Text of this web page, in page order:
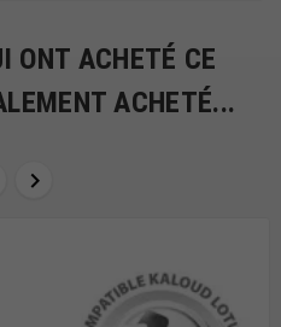
ONT ACHETÉ CE
ACHETÉ...
